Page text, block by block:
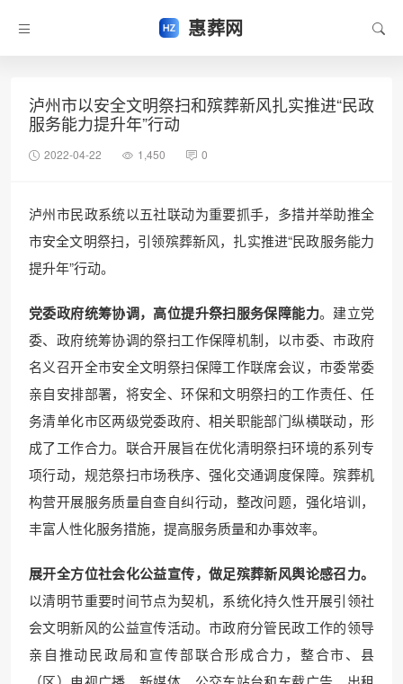
惠葬网
泸州市以安全文明祭扫和殡葬新风扎实推进“民政
服务能力提升年”行动
2022-04-22 1,450 0
泸州市民政系统以五社联动为重要抓手，多措并举助推全
市安全文明祭扫，引领殡葬新风，扎实推进“民政服务能力
提升年”行动。
党委政府统筹协调，高位提升祭扫服务保障能力。建立党
委、政府统筹协调的祭扫工作保障机制，以市委、市政府
名义召开全市安全文明祭扫保障工作联席会议，市委常委
亲自安排部署，将安全、环保和文明祭扫的工作责任、任
务清单化市区两级党委政府、相关职能部门纵横联动，形
成了工作合力。联合开展旨在优化清明祭扫环境的系列专
项行动，规范祭扫市场秩序、强化交通调度保障。殡葬机
构营开展服务质量自查自纠行动，整改问题，强化培训，
丰富人性化服务措施，提高服务质量和办事效率。
展开全方位社会化公益宣传，做足殡葬新风舆论感召力。
以清明节重要时间节点为契机，系统化持久性开展引领社
会文明新风的公益宣传活动。市政府分管民政工作的领导
亲自推动民政局和宣传部联合形成合力，整合市、县